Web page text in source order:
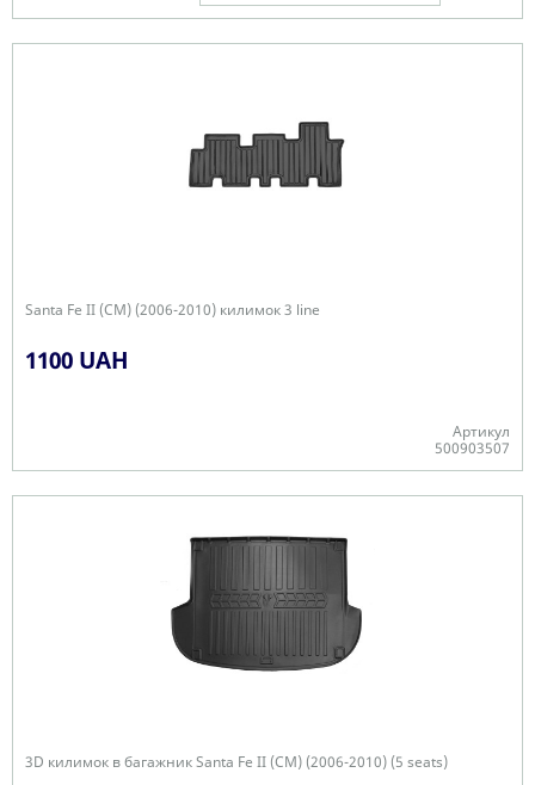
Santa Fe II (CM) (2006-2010) килимок 3 line
1100 UAH
Артикул
500903507
3D килимок в багажник Santa Fe II (CM) (2006-2010) (5 seats)